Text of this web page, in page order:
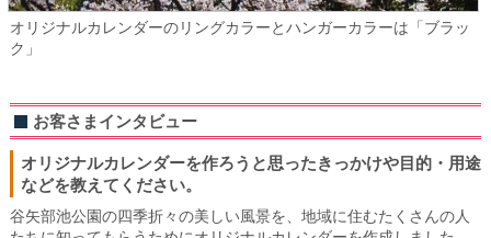
オリジナルカレンダーのリングカラーとハンガーカラーは「ブラッ
ク」
お客さまインタビュー
オリジナルカレンダーを作ろうと思ったきっかけや目的・用途
などを教えてください。
谷矢部池公園の四季折々の美しい風景を、地域に住むたくさんの人